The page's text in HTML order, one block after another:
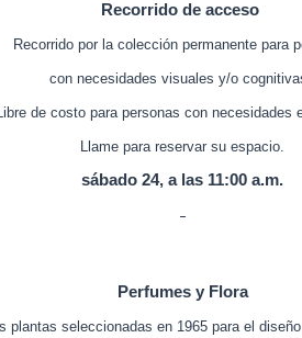
Recorrido de acceso
Recorrido por la colección permanente para
con necesidades visuales y/o
de costo para personas con necesidades
Llame para reservar su espacio.
sábado 24, a las 11:00 a.m.
Perfumes y Flora
plantas seleccionadas en 1965 para el